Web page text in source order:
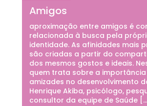
Amigos
aproximação entre amigos é
relacionada à busca pela
identidade. As afinidades mais
são criadas a partir do
dos mesmos gostos e ideais.
quem trata sobre a
amizades no desenvolvimento
Henrique Akiba, psicólogo,
consultor da equipe de Saúde […]